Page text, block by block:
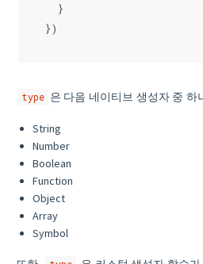
  }
})
type 은 다음 네이티브 생성자 중 하
String
Number
Boolean
Function
Object
Array
Symbol